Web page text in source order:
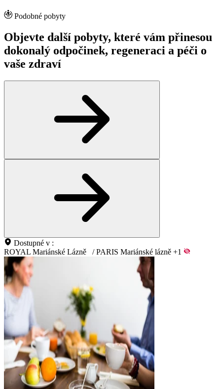
Podobné pobyty
Objevte další pobyty, které vám přinesou
dokonalý odpočinek, regeneraci a péči o
vaše zdraví
Dostupné v :
ROYAL Mariánské Lázně
/ PARIS Mariánské lázně +1